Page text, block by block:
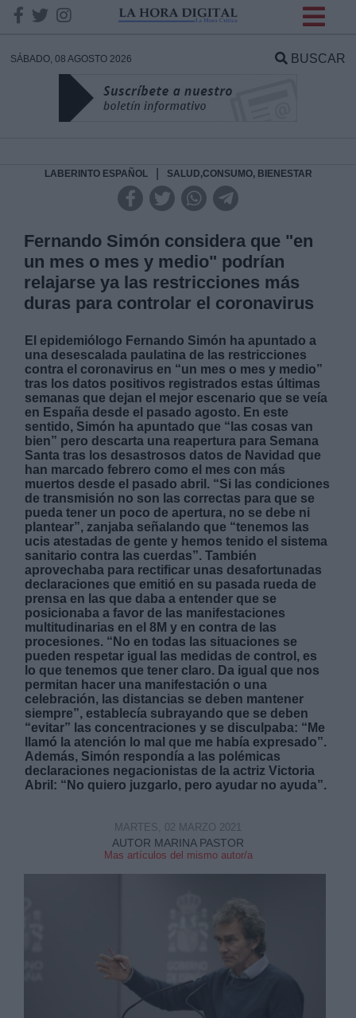
SÁBADO, 08 AGOSTO 2026 BUSCAR
LABERINTO ESPAÑOL SALUD,CONSUMO, BIENESTAR
Fernando Simón considera que "en
un mes o mes y medio" podrían
relajarse ya las restricciones más
duras para controlar el coronavirus
El epidemiólogo Fernando Simón ha apuntado a
una desescalada paulatina de las restricciones
contra el coronavirus en “un mes o mes y medio”
tras los datos positivos registrados estas últimas
semanas que dejan el mejor escenario que se veía
en España desde el pasado agosto. En este
sentido, Simón ha apuntado que “las cosas van
bien” pero descarta una reapertura para Semana
Santa tras los desastrosos datos de Navidad que
han marcado febrero como el mes con más
muertos desde el pasado abril. “Si las condiciones
de transmisión no son las correctas para que se
pueda tener un poco de apertura, no se debe ni
plantear”, zanjaba señalando que “tenemos las
ucis atestadas de gente y hemos tenido el sistema
sanitario contra las cuerdas”. También
aprovechaba para rectificar unas desafortunadas
declaraciones que emitió en su pasada rueda de
prensa en las que daba a entender que se
posicionaba a favor de las manifestaciones
multitudinarias en el 8M y en contra de las
procesiones. “No en todas las situaciones se
pueden respetar igual las medidas de control, es
lo que tenemos que tener claro. Da igual que nos
permitan hacer una manifestación o una
celebración, las distancias se deben mantener
siempre”, establecía subrayando que se deben
“evitar” las concentraciones y se disculpaba: “Me
llamó la atención lo mal que me había expresado”.
Además, Simón respondía a las polémicas
declaraciones negacionistas de la actriz Victoria
Abril: “No quiero juzgarlo, pero ayudar no ayuda”.
AUTOR MARINA PASTOR
Mas artículos del mismo autor/a
MARTES, 02 MARZO 2021
DATOS
Responsable:
Legitimación:
Derechos:
link
Información adicional
link